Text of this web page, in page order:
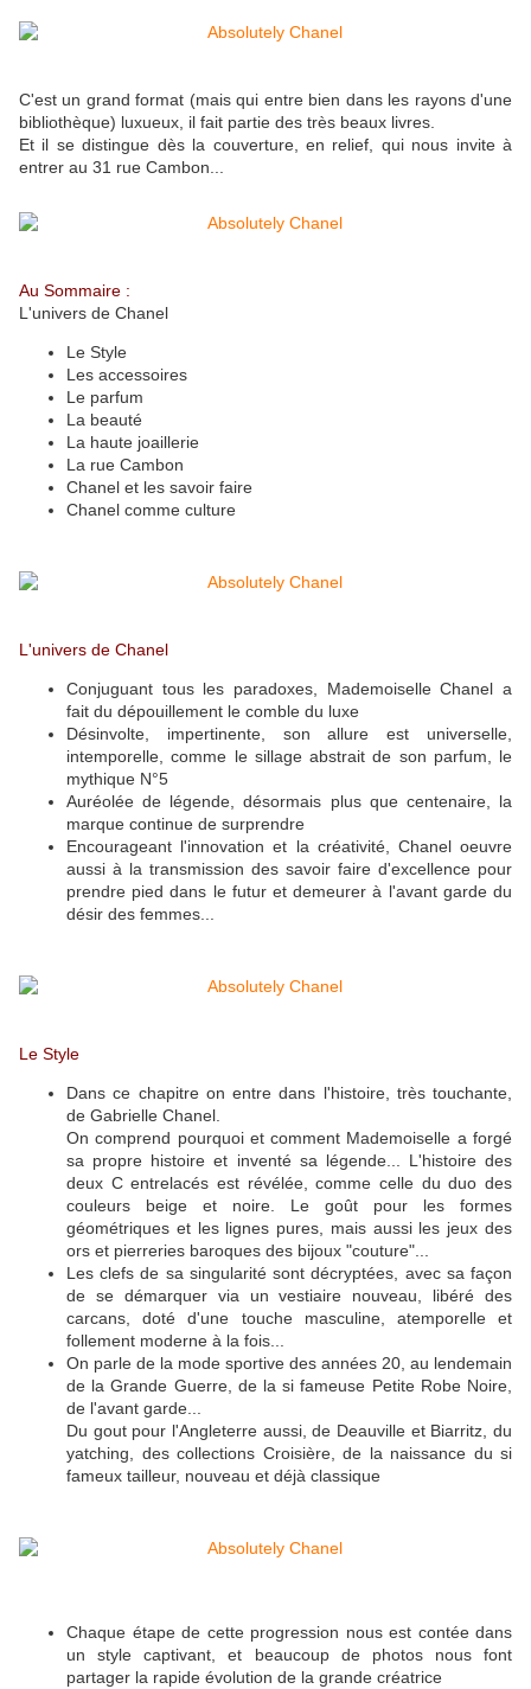
C'est un grand format (mais qui entre bien dans les rayons d'une
bibliothèque) luxueux, il fait partie des très beaux livres.
Et il se distingue dès la couverture, en relief, qui nous invite à
entrer au 31 rue Cambon...
Au Sommaire :
L'univers de Chanel
Le Style
Les accessoires
Le parfum
La beauté
La haute joaillerie
La rue Cambon
Chanel et les savoir faire
Chanel comme culture
L'univers de Chanel
Conjuguant tous les paradoxes, Mademoiselle Chanel a
fait du dépouillement le comble du luxe
Désinvolte, impertinente, son allure est universelle,
intemporelle, comme le sillage abstrait de son parfum, le
mythique N°5
Auréolée de légende, désormais plus que centenaire, la
marque continue de surprendre
Encourageant l'innovation et la créativité, Chanel oeuvre
aussi à la transmission des savoir faire d'excellence pour
prendre pied dans le futur et demeurer à l'avant garde du
désir des femmes...
Le Style
Dans ce chapitre on entre dans l'histoire, très touchante,
de Gabrielle Chanel.
On comprend pourquoi et comment Mademoiselle a forgé
sa propre histoire et inventé sa légende... L'histoire des
deux C entrelacés est révélée, comme celle du duo des
couleurs beige et noire. Le goût pour les formes
géométriques et les lignes pures, mais aussi les jeux des
ors et pierreries baroques des bijoux "couture"...
Les clefs de sa singularité sont décryptées, avec sa façon
de se démarquer via un vestiaire nouveau, libéré des
carcans, doté d'une touche masculine, atemporelle et
follement moderne à la fois...
On parle de la mode sportive des années 20, au lendemain
de la Grande Guerre, de la si fameuse Petite Robe Noire,
de l'avant garde...
Du gout pour l'Angleterre aussi, de Deauville et Biarritz, du
yatching, des collections Croisière, de la naissance du si
fameux tailleur, nouveau et déjà classique
Chaque étape de cette progression nous est contée dans
un style captivant, et beaucoup de photos nous font
partager la rapide évolution de la grande créatrice